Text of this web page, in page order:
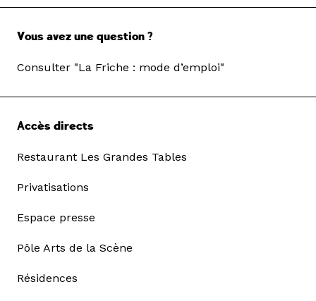
Vous avez une question ?
Consulter "La Friche : mode d’emploi"
Accès directs
Restaurant Les Grandes Tables
Privatisations
Espace presse
Pôle Arts de la Scène
Résidences